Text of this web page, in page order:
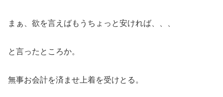
まぁ、欲を言えばもうちょっと安ければ、、、
と言ったところか。
無事お会計を済ませ上着を受けとる。